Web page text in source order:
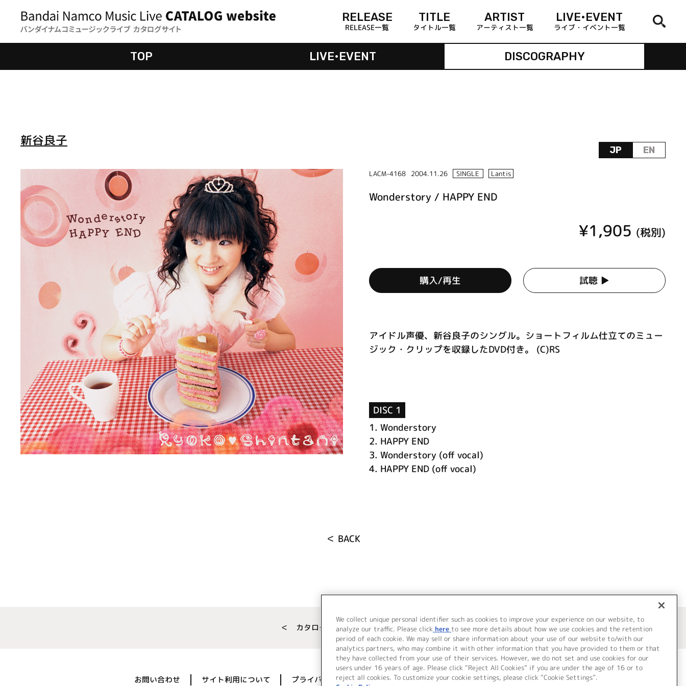
RELEASE
RELEASE一覧
TITLE
タイトル一覧
ARTIST
アーティスト一覧
LIVE•EVENT
ライブ・イベント一覧
TOP LIVE•EVENT DISCOGRAPHY
JP EN
新谷良子
LACM-4168 2004.11.26 SINGLE Lantis
Wonderstory / HAPPY END
¥1,905 (税別)
購入/再生 試聴 ▶︎
アイドル声優、新谷良子のシングル。ショートフィルム仕立てのミュー
ジック・クリップを収録したDVD付き。 (C)RS
DISC 1
1. Wonderstory
2. HAPPY END
3. Wonderstory (off vocal)
4. HAPPY END (off vocal)
＜ BACK
＜ カタログサイト トップページへ
お問い合わせ サイト利用について プライバシーポリシー 著作権／肖像権について Cookie Settings
We collect unique personal identifier such as cookies to improve your experience on our website, to
analyze our traffic. Please click here to see more details about how we use cookies and the retention
period of each cookie. We may sell or share information about your use of our website to/with our
analytics partners, who may combine it with other information that you have provided to them or that
they have collected from your use of their services. However, we do not set and use cookies for our
users under 16 years of age. Please click “Reject All Cookies” if you are under the age of 16 or to
reject all cookies. To customize your cookie settings, please click “Cookie Settings”.